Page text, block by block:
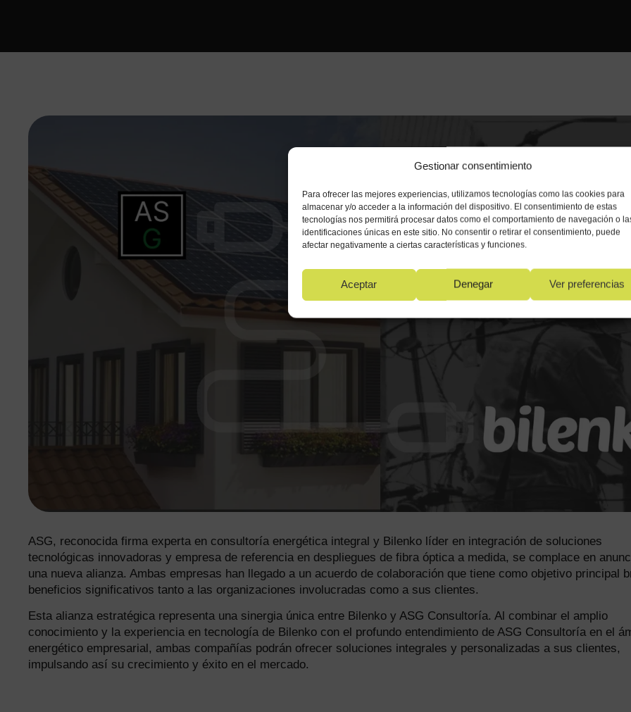
Gestionar consentimiento
Para ofrecer las mejores experiencias, utilizamos tecnologías como las cookies para
almacenar y/o acceder a la información del dispositivo. El consentimiento de estas
tecnologías nos permitirá procesar datos como el comportamiento de navegación o
identificaciones únicas en este sitio. No consentir o retirar el consentimiento, puede
afectar negativamente a ciertas características y funciones.
Aceptar Denegar Ver preferencias
ASG, reconocida firma experta en consultoría energética integral y Bilenko líder en integración de soluciones
tecnológicas innovadoras y empresa de referencia en despliegues de fibra óptica a medida, se complace en
una nueva alianza. Ambas empresas han llegado a un acuerdo de colaboración que tiene como objetivo principal
beneficios significativos tanto a las organizaciones involucradas como a sus clientes.
Esta alianza estratégica representa una sinergia única entre Bilenko y ASG Consultoría. Al combinar el amplio
conocimiento y la experiencia en tecnología de Bilenko con el profundo entendimiento de ASG Consultoría en el
energético empresarial, ambas compañías podrán ofrecer soluciones integrales y personalizadas a sus clientes,
impulsando así su crecimiento y éxito en el mercado.